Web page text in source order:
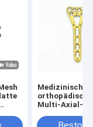
Medizinische
orthopädische
Multi-Axial-